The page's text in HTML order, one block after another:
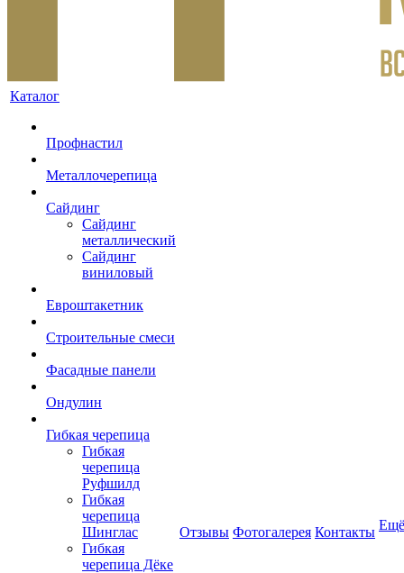
Каталог
Профнастил
Металлочерепица
Сайдинг
Сайдинг
металлический
Сайдинг
виниловый
Евроштакетник
Строительные смеси
Фасадные панели
Ондулин
Гибкая черепица
Гибкая
черепица
Руфшилд
Гибкая
черепица
Шинглас
Гибкая
черепица Дёке
Отзывы Фотогалерея Контакты Ещё